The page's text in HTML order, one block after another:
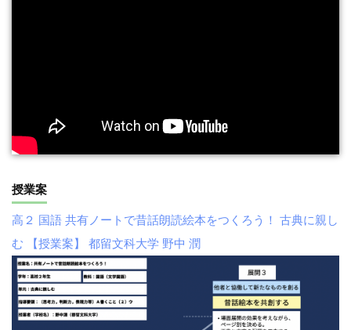
授業案
高２ 国語 共有ノートで昔話朗読絵本をつくろう！ 古典に親し
む 【授業案】 都留文科大学 野中 潤